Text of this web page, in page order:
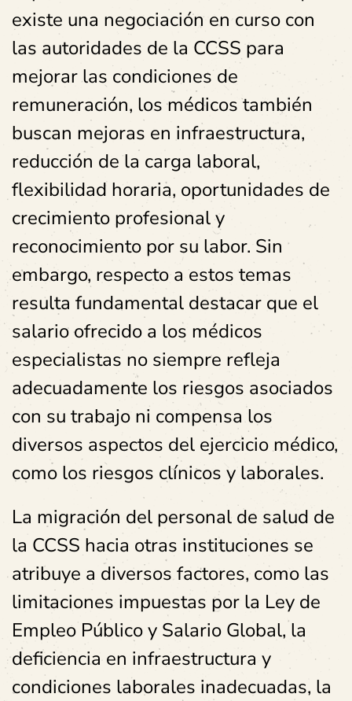
existe una negociación en curso con
las autoridades de la CCSS para
mejorar las condiciones de
remuneración, los médicos también
buscan mejoras en infraestructura,
reducción de la carga laboral,
flexibilidad horaria, oportunidades de
crecimiento profesional y
reconocimiento por su labor. Sin
embargo, respecto a estos temas
resulta fundamental destacar que el
salario ofrecido a los médicos
especialistas no siempre refleja
adecuadamente los riesgos asociados
con su trabajo ni compensa los
diversos aspectos del ejercicio médico,
como los riesgos clínicos y laborales.
La migración del personal de salud de
la CCSS hacia otras instituciones se
atribuye a diversos factores, como las
limitaciones impuestas por la Ley de
Empleo Público y Salario Global, la
deficiencia en infraestructura y
condiciones laborales inadecuadas, la